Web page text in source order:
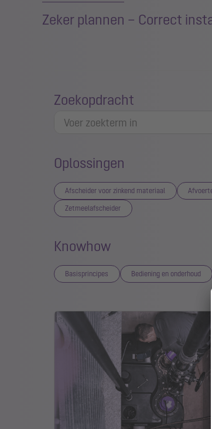
Zeker plannen – Correct
Zoekopdracht
Oplossingen
Afscheider voor zinkend materiaal
Zetmeelafscheider
Knowhow
Basisprincipes Bediening en onderhoud